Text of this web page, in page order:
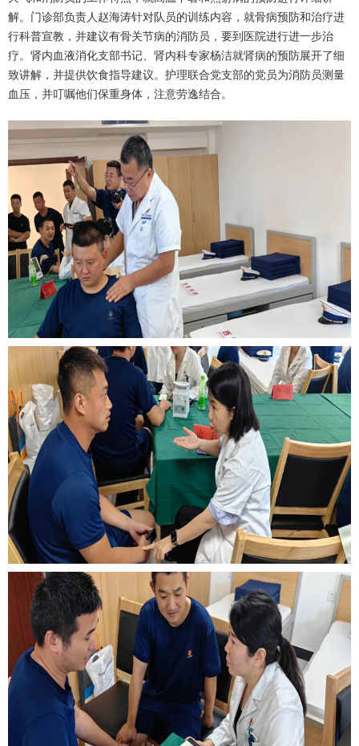
解。门诊部负责人赵海涛针对队员的训练内容，就骨病预防和治疗进
行科普宣教，并建议有骨关节病的消防员，要到医院进行进一步治
疗。肾内血液消化支部书记、 肾内科专家杨洁就肾病的预防展开了细
致讲解，并提供饮食指导建议。护理联合党支部的党员为消防员测量
血压，并叮嘱他们保重身体，注意劳逸结合。